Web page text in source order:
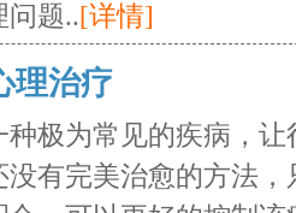
问题..[详情]
理治疗
极为常见的疾病，
没有完美治愈的方法